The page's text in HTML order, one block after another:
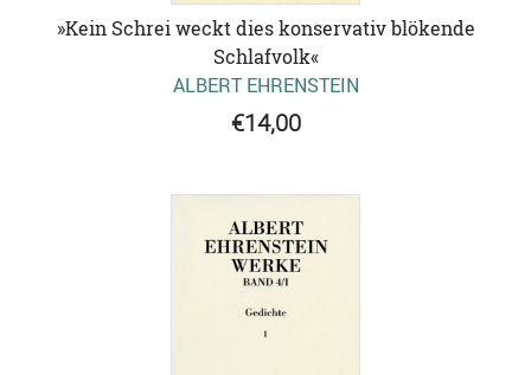
»Kein Schrei weckt dies konservativ blökende
Schlafvolk«
ALBERT EHRENSTEIN
€14,00